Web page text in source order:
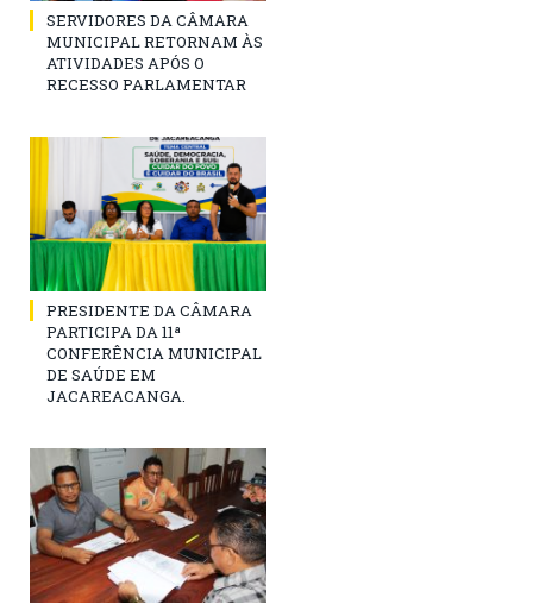
SERVIDORES DA CÂMARA
MUNICIPAL RETORNAM ÀS
ATIVIDADES APÓS O
RECESSO PARLAMENTAR
PRESIDENTE DA CÂMARA
PARTICIPA DA 11ª
CONFERÊNCIA MUNICIPAL
DE SAÚDE EM
JACAREACANGA.